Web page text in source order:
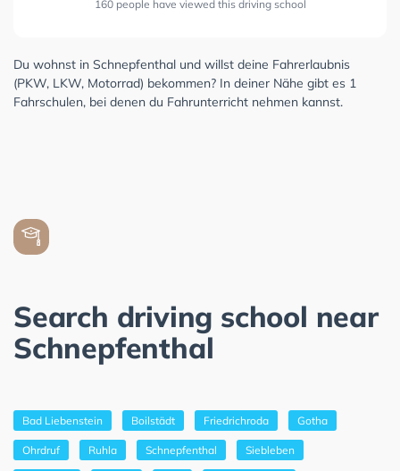
160 people have viewed this driving school
Du wohnst in Schnepfenthal und willst deine Fahrerlaubnis
(PKW, LKW, Motorrad) bekommen? In deiner Nähe gibt es 1
Fahrschulen, bei denen du Fahrunterricht nehmen kannst.
Search driving school near
Schnepfenthal
Bad Liebenstein Boilstädt Friedrichroda Gotha
Ohrdruf Ruhla Schnepfenthal Siebleben